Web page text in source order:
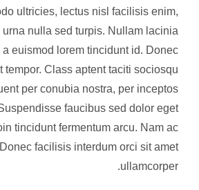
ultricies, lectus nisl facilisis enim,
nulla sed turpis. Nullam lacinia
euismod lorem tincidunt id. Donec
tempor. Class aptent taciti sociosqu
per conubia nostra, per inceptos
faucibus sed dolor eget
tincidunt fermentum arcu. Nam ac
facilisis interdum orci sit amet
ullamcorper.